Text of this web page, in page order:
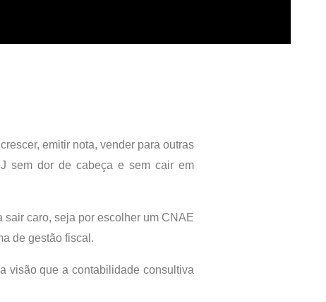
emitir nota, vender para outras
sem dor de cabeça e sem cair em
sair caro, seja por escolher um CNAE
de gestão fiscal.
visão que a contabilidade consultiva